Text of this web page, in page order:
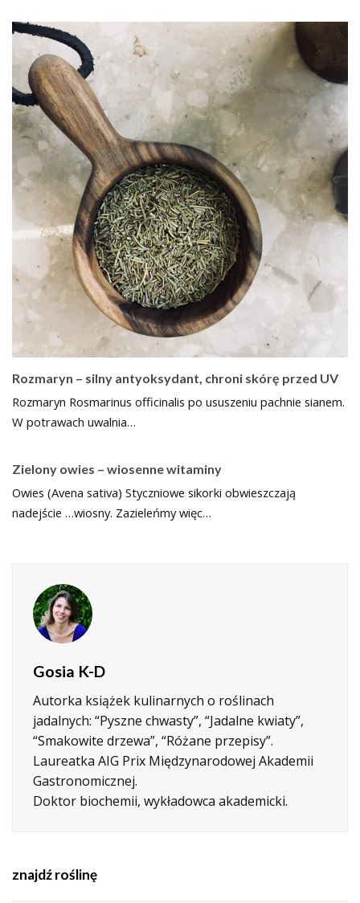
Rozmaryn – silny antyoksydant, chroni skórę przed UV
Rozmaryn Rosmarinus officinalis po ususzeniu pachnie sianem.
W potrawach uwalnia…
Zielony owies – wiosenne witaminy
Owies (Avena sativa) Styczniowe sikorki obwieszczają
nadejście …wiosny. Zazieleńmy więc…
Gosia K-D
Autorka książek kulinarnych o roślinach
jadalnych: “Pyszne chwasty”, “Jadalne kwiaty”,
“Smakowite drzewa”, “Różane przepisy”.
Laureatka AIG Prix Międzynarodowej Akademii
Gastronomicznej.
Doktor biochemii, wykładowca akademicki.
znajdź roślinę